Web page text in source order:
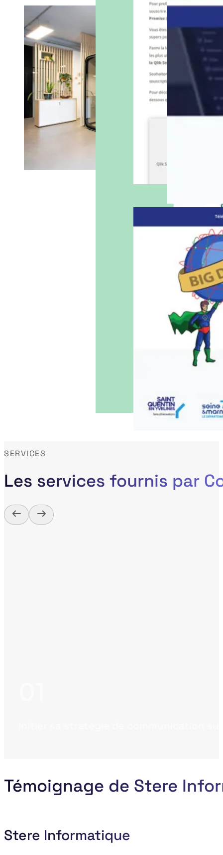
Les services fournis par
SERVICES
Témoignage de Stere
Stere Informatique